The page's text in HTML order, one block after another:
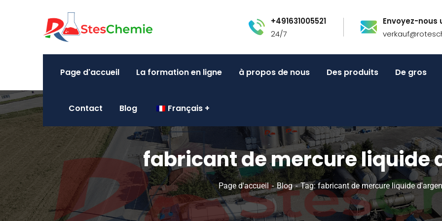
+491631005521
24/7
Envoyez-nous
Page d'accueil La formation en ligne à propos de nous Des produits De gros
Contact Blog Français
fabricant de mercure liquide
Page d'accueil Blog Tag: fabricant de mercure liquide